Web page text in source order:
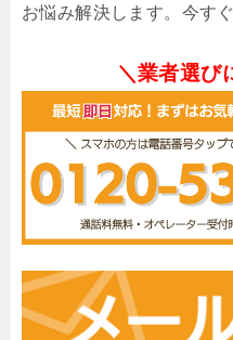
お悩み解決します。今す
＼業者選び